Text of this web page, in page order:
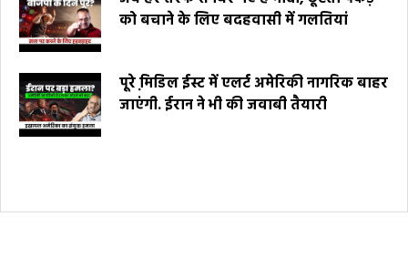
को बचाने के लिए बदहवासी में गलतियां
पूरे मि़डिल ईस्ट में एलर्ट अमेरिकी नागरिक बाहर
जाएंगी. ईरान ने भी की जवाबी तैयारी